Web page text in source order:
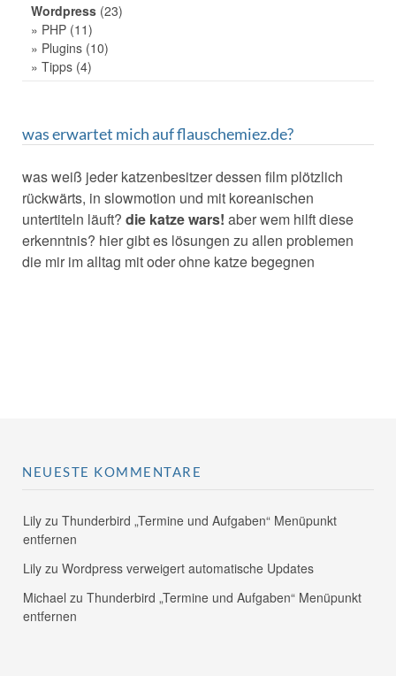
Wordpress (23)
» PHP (11)
» Plugins (10)
» Tipps (4)
was erwartet mich auf flauschemiez.de?
was weiß jeder katzenbesitzer dessen film plötzlich
rückwärts, in slowmotion und mit koreanischen
untertiteln läuft? die katze wars! aber wem hilft diese
erkenntnis? hier gibt es lösungen zu allen problemen
die mir im alltag mit oder ohne katze begegnen
NEUESTE KOMMENTARE
Lily zu Thunderbird „Termine und Aufgaben“ Menüpunkt
entfernen
Lily zu Wordpress verweigert automatische Updates
Michael zu Thunderbird „Termine und Aufgaben“ Menüpunkt
entfernen